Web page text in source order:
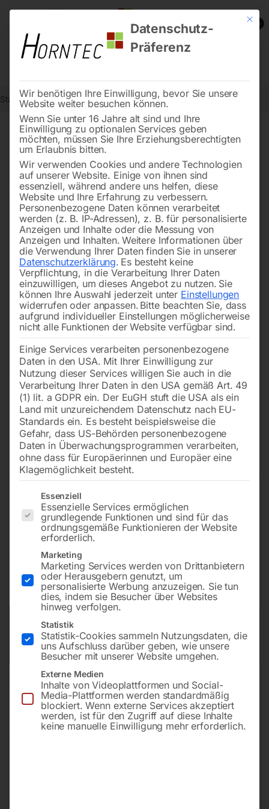
0
Start Metallbearbeitung Dreh-Zubehör LED-Arbeitsleuchte
LED-Arbeitsleuchte
zu Industrie 230 & 250HD
270,00
inkl. MwSt. zzgl.Versandkosten
Lieferzeit:Versandbereit in KW 31/2026
Versandkosten Standard (Österreich):
Bitte beachten Sie: Die Versandkosten gelten für Österreich.
Andere Länder können abweichen.
In den Warenkorb
Mit
Datenschutz-
Präferenz
Wir benötigen Ihre Einwilligung, bevor Sie unsere
Website weiter besuchen können.
Wenn Sie unter 16 Jahre alt sind und Ihre
Einwilligung zu optionalen Services geben
möchten, müssen Sie Ihre Erziehungsberechtigten
um Erlaubnis bitten.
Wir verwenden Cookies und andere Technologien
auf unserer Website. Einige von ihnen sind
essenziell, während andere uns helfen, diese
Website und Ihre Erfahrung zu verbessern.
Personenbezogene Daten können verarbeitet
werden (z. B. IP-Adressen), z. B. für personalisierte
Anzeigen und Inhalte oder die Messung von
Anzeigen und Inhalten. Weitere Informationen über
die Verwendung Ihrer Daten finden Sie in unserer
Datenschutzerklärung. Es besteht keine
Verpflichtung, in die Verarbeitung Ihrer Daten
einzuwilligen, um dieses Angebot zu nutzen. Sie
können Ihre Auswahl jederzeit unter Einstellungen
widerrufen oder anpassen. Bitte beachten Sie, dass
aufgrund individueller Einstellungen möglicherweise
nicht alle Funktionen der Website verfügbar sind.
Einige Services verarbeiten personenbezogene
Daten in den USA. Mit Ihrer Einwilligung zur
Nutzung dieser Services willigen Sie auch in die
Verarbeitung Ihrer Daten in den USA gemäß Art. 49
(1) lit. a GDPR ein. Der EuGH stuft die USA als ein
Land mit unzureichendem Datenschutz nach EU-
Standards ein. Es besteht beispielsweise die
Gefahr, dass US-Behörden personenbezogene
Daten in Überwachungsprogrammen verarbeiten,
ohne dass für Europäerinnen und Europäer eine
Klagemöglichkeit besteht.
Es folgt eine Liste der Service-Gruppen, für die eine
Essenziell
Essenzielle Services ermöglichen
grundlegende Funktionen und sind für das
ordnungsgemäße Funktionieren der Website
erforderlich.
Marketing
Marketing Services werden von Drittanbietern
oder Herausgebern genutzt, um
personalisierte Werbung anzuzeigen. Sie tun
dies, indem sie Besucher über Websites
hinweg verfolgen.
Statistik
Statistik-Cookies sammeln Nutzungsdaten, die
uns Aufschluss darüber geben, wie unsere
Besucher mit unserer Website umgehen.
Externe Medien
Inhalte von Videoplattformen und Social-
Media-Plattformen werden standardmäßig
blockiert. Wenn externe Services akzeptiert
werden, ist für den Zugriff auf diese Inhalte
keine manuelle Einwilligung mehr erforderlich.